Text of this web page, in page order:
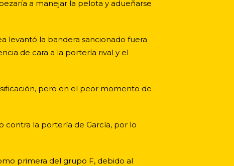
a manejar la pelota y adueñarse
levantó la bandera sancionado fuera
de cara a la portería rival y el
pero en el peor momento de
contra la portería de García, por lo
primera del grupo F, debido al